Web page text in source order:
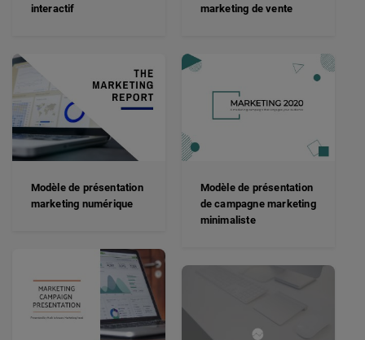
interactif
marketing de vente
Modèle de présentation
marketing numérique
Modèle de présentation
de campagne marketing
minimaliste